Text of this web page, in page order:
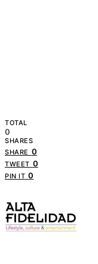
TOTAL
0
SHARES
SHARE 0
TWEET 0
PIN IT 0